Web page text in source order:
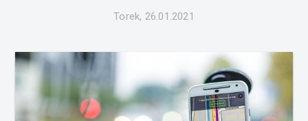
Torek, 26.01.2021